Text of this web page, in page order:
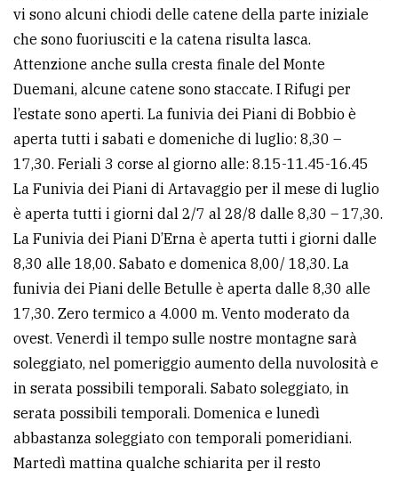
Ricerca
avanzata
LE
ALTRE
TESTATE
PRIVACY
Privacy
policy
Cookie
policy
vi sono alcuni chiodi delle catene della parte iniziale
che sono fuoriusciti e la catena risulta lasca.
Attenzione anche sulla cresta finale del Monte
Duemani, alcune catene sono staccate. I Rifugi per
l’estate sono aperti. La funivia dei Piani di Bobbio è
aperta tutti i sabati e domeniche di luglio: 8,30 –
17,30. Feriali 3 corse al giorno alle: 8.15-11.45-16.45
La Funivia dei Piani di Artavaggio per il mese di luglio
è aperta tutti i giorni dal 2/7 al 28/8 dalle 8,30 – 17,30.
La Funivia dei Piani D’Erna è aperta tutti i giorni dalle
8,30 alle 18,00. Sabato e domenica 8,00/ 18,30. La
funivia dei Piani delle Betulle è aperta dalle 8,30 alle
17,30. Zero termico a 4.000 m. Vento moderato da
ovest. Venerdì il tempo sulle nostre montagne sarà
soleggiato, nel pomeriggio aumento della nuvolosità e
in serata possibili temporali. Sabato soleggiato, in
serata possibili temporali. Domenica e lunedì
abbastanza soleggiato con temporali pomeridiani.
Martedì mattina qualche schiarita per il resto